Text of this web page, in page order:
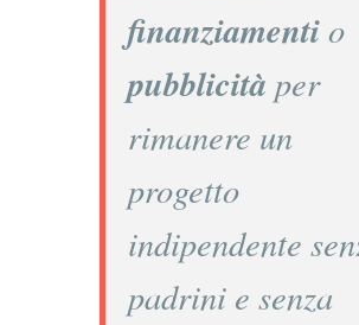
finanziamenti o
pubblicità per
rimanere un
progetto
indipendente
padrini e senza